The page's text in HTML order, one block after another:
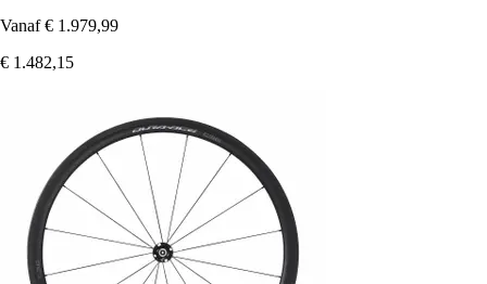
Vanaf € 1.979,99
€ 1.482,15